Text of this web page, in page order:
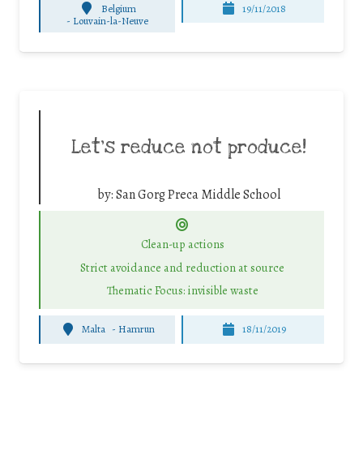
Belgium
- Louvain-la-Neuve
19/11/2018
Let’s reduce not produce!
by:San Gorg Preca Middle School
Clean-up actions
Strict avoidance and reduction at source
Thematic Focus: invisible waste
Malta - Hamrun 18/11/2019